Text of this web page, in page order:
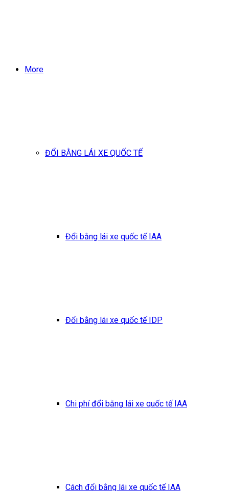
More
ĐỔI BẰNG LÁI XE QUỐC TẾ
Đổi bằng lái xe quốc tế IAA
Đổi bằng lái xe quốc tế IDP
Chi phí đổi bằng lái xe quốc tế IAA
Cách đổi bằng lái xe quốc tế IAA